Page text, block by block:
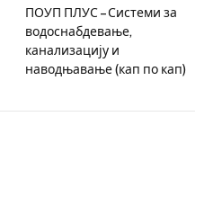
ПОУП ПЛУС – Системи за
водоснабдевање,
канализацију и
наводњавање (кап по кап)